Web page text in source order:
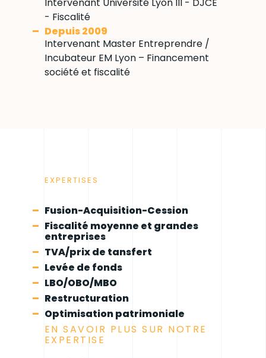
- Fiscalité
Depuis 2009
Intervenant Master Entreprendre /
Incubateur EM Lyon – Financement
société et fiscalité
EXPERTISES
Fusion-Acquisition-Cession
Fiscalité moyenne et grandes
entreprises
TVA/prix de tansfert
Levée de fonds
LBO/OBO/MBO
Restructuration
Optimisation patrimoniale
EN SAVOIR PLUS SUR NOTRE
EXPERTISE